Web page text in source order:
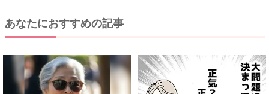
あなたにおすすめの記事